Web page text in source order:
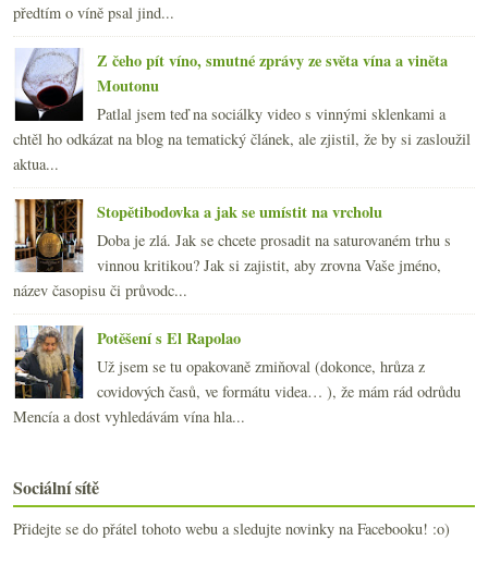
předtím o víně psal jind...
Z čeho pít víno, smutné zprávy ze světa vína a viněta
Moutonu
Patlal jsem teď na sociálky video s vinnými sklenkami a
chtěl ho odkázat na blog na tematický článek, ale zjistil, že by si zasloužil
aktua...
Stopětibodovka a jak se umístit na vrcholu
Doba je zlá. Jak se chcete prosadit na saturovaném trhu s
vinnou kritikou? Jak si zajistit, aby zrovna Vaše jméno,
název časopisu či průvodc...
Potěšení s El Rapolao
Už jsem se tu opakovaně zmiňoval (dokonce, hrůza z
covidových časů, ve formátu videa… ), že mám rád odrůdu
Mencía a dost vyhledávám vína hla...
Sociální sítě
Přidejte se do přátel tohoto webu a sledujte novinky na Facebooku! :o)